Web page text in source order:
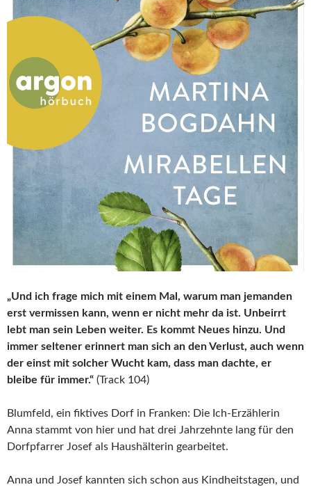
„Und ich frage mich mit einem Mal, warum man jemanden
erst vermissen kann, wenn er nicht mehr da ist. Unbeirrt
lebt man sein Leben weiter. Es kommt Neues hinzu. Und
immer seltener erinnert man sich an den Verlust, auch wenn
der einst mit solcher Wucht kam, dass man dachte, er
bleibe für immer.“ (Track 104)
Blumfeld, ein fiktives Dorf in Franken: Die Ich-Erzählerin
Anna stammt von hier und hat drei Jahrzehnte lang für den
Dorfpfarrer Josef als Haushälterin gearbeitet.
Anna und Josef kannten sich schon aus Kindheitstagen, und